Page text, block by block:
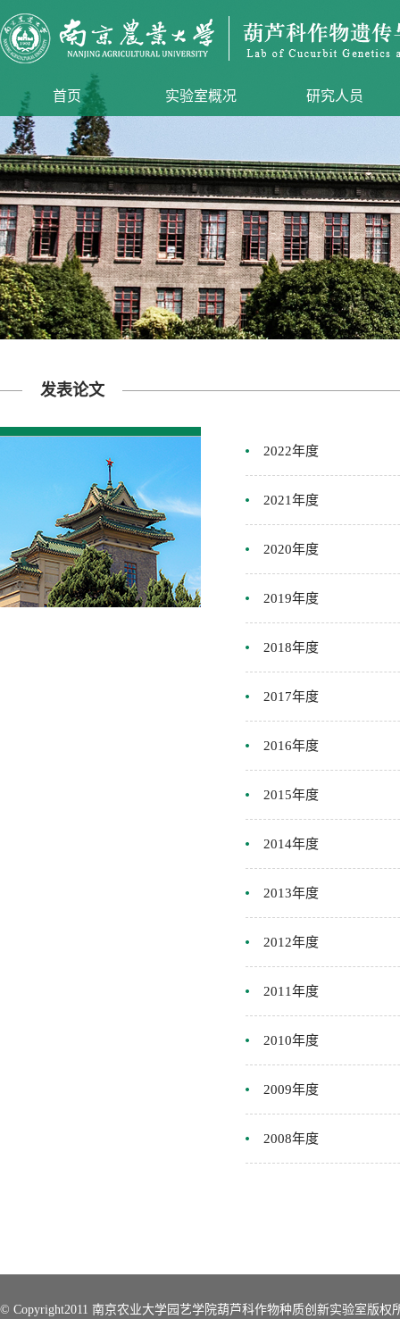
首页 实验室概况 研究人员
发表论文
2022年度
2021年度
2020年度
2019年度
2018年度
2017年度
2016年度
2015年度
2014年度
2013年度
2012年度
2011年度
2010年度
2009年度
2008年度
© Copyright2011 南京农业大学园艺学院葫芦科作物种质创新实验室版权